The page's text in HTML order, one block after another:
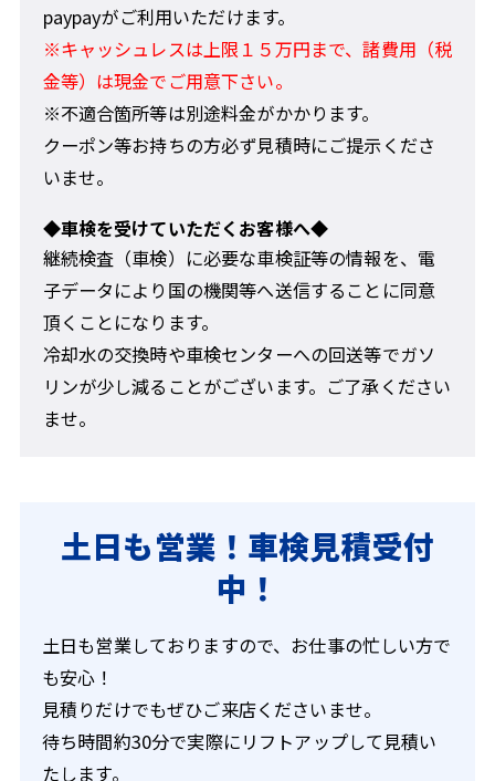
paypayがご利用いただけます。
※キャッシュレスは上限１５万円まで、諸費用（税
金等）は現金でご用意下さい。
※不適合箇所等は別途料金がかかります。
クーポン等お持ちの方必ず見積時にご提示くださ
いませ。
◆車検を受けていただくお客様へ◆
継続検査（車検）に必要な車検証等の情報を、電
子データにより国の機関等へ送信することに同意
頂くことになります。
冷却水の交換時や車検センターへの回送等でガソ
リンが少し減ることがございます。ご了承ください
ませ。
土日も営業！車検見積受付
中！
土日も営業しておりますので、お仕事の忙しい方で
も安心！
見積りだけでもぜひご来店くださいませ。
待ち時間約30分で実際にリフトアップして見積い
たします。